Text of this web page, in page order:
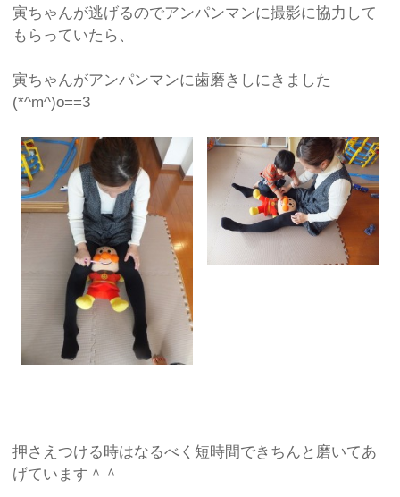
寅ちゃんが逃げるのでアンパンマンに撮影に協力して
もらっていたら、
寅ちゃんがアンパンマンに歯磨きしにきました
(*^m^)o==3
押さえつける時はなるべく短時間できちんと磨いてあ
げています＾＾